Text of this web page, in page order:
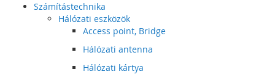
Számítástechnika
Hálózati eszközök
Access point, Bridge
Hálózati antenna
Hálózati kártya